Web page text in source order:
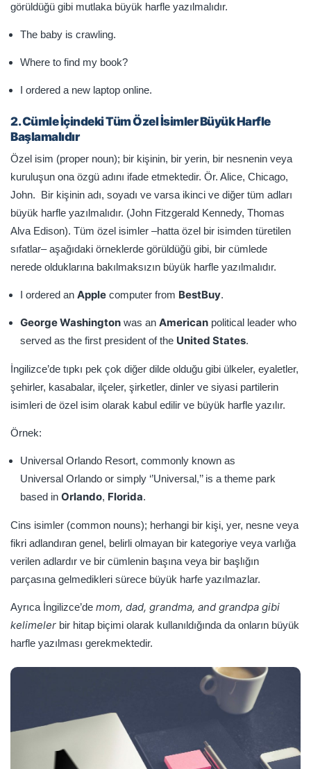
görüldüğü gibi mutlaka büyük harfle yazılmalıdır.
The baby is crawling.
Where to find my book?
I ordered a new laptop online.
2. Cümle İçindeki Tüm Özel İsimler Büyük Harfle
Başlamalıdır
Özel isim (proper noun); bir kişinin, bir yerin, bir nesnenin veya
kuruluşun ona özgü adını ifade etmektedir. Ör. Alice, Chicago,
John. Bir kişinin adı, soyadı ve varsa ikinci ve diğer tüm adları
büyük harfle yazılmalıdır. (John Fitzgerald Kennedy, Thomas
Alva Edison). Tüm özel isimler –hatta özel bir isimden türetilen
sıfatlar– aşağıdaki örneklerde görüldüğü gibi, bir cümlede
nerede olduklarına bakılmaksızın büyük harfle yazılmalıdır.
I ordered an Apple computer from BestBuy.
George Washington was an American political leader who
served as the first president of the United States.
İngilizce’de tıpkı pek çok diğer dilde olduğu gibi ülkeler, eyaletler,
şehirler, kasabalar, ilçeler, şirketler, dinler ve siyasi partilerin
isimleri de özel isim olarak kabul edilir ve büyük harfle yazılır.
Örnek:
Universal Orlando Resort, commonly known as
Universal Orlando or simply ‘’Universal,’’ is a theme park
based in Orlando, Florida.
Cins isimler (common nouns); herhangi bir kişi, yer, nesne veya
fikri adlandıran genel, belirli olmayan bir kategoriye veya varlığa
verilen adlardır ve bir cümlenin başına veya bir başlığın
parçasına gelmedikleri sürece büyük harfe yazılmazlar.
Ayrıca İngilizce’de mom, dad, grandma, and grandpa gibi
kelimeler bir hitap biçimi olarak kullanıldığında da onların büyük
harfle yazılması gerekmektedir.